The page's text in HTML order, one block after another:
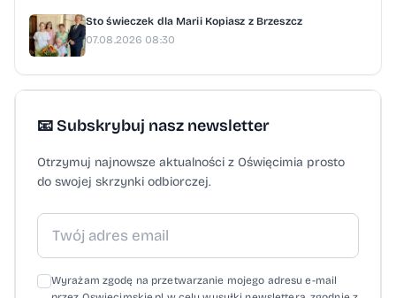
Sto świeczek dla Marii Kopiasz z Brzeszcz
07.08.2026 08:30
📧 Subskrybuj nasz newsletter
Otrzymuj najnowsze aktualności z Oświęcimia prosto
do swojej skrzynki odbiorczej.
Wyrażam zgodę na przetwarzanie mojego adresu e-mail